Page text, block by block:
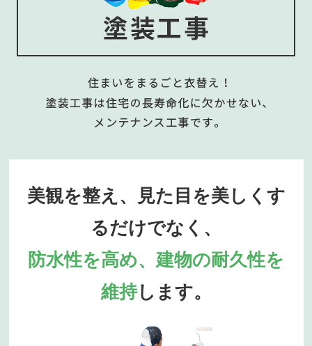
美観を整え、見た目を美しくす
るだけでなく、
防水性を高め、建物の耐久性を
維持します。